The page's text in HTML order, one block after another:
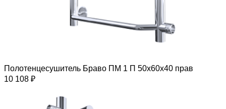
Полотенцесушитель Браво ПМ 1 П 50х60х40 прав
10 108 ₽